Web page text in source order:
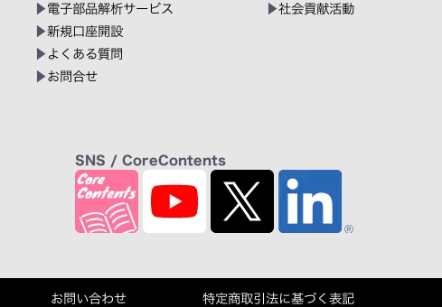
電子部品解析サービス
新規口座開設
よくある質問
お問合せ
社会貢献活動
SNS / CoreContents
お問い合わせ 特定商取引法に基づく表記